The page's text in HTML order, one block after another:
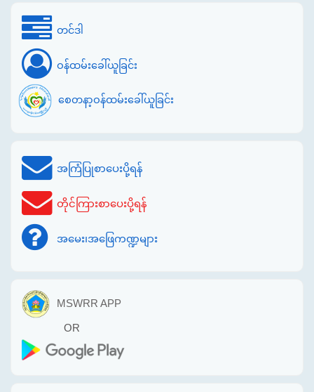
တင်ဒါ
ဝန်ထမ်းခေါ်ယူခြင်း
စေတနာ့ဝန်ထမ်းခေါ်ယူခြင်း
အကြံပြုစာပေးပို့ရန်
တိုင်ကြားစာပေးပို့ရန်
အမေး၊အဖြေကဏ္ဍများ
MSWRR APP
OR